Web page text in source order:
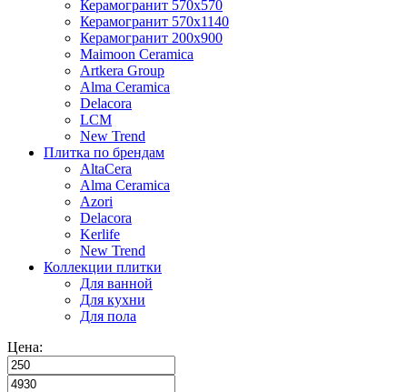
Керамогранит 570x570
Керамогранит 570x1140
Керамогранит 200x900
Maimoon Ceramica
Artkera Group
Alma Ceramica
Delacora
LCM
New Trend
Плитка по брендам
AltaCera
Аlma Ceramica
Azori
Delacora
Kerlife
New Trend
Коллекции плитки
Для ванной
Для кухни
Для пола
Цена: